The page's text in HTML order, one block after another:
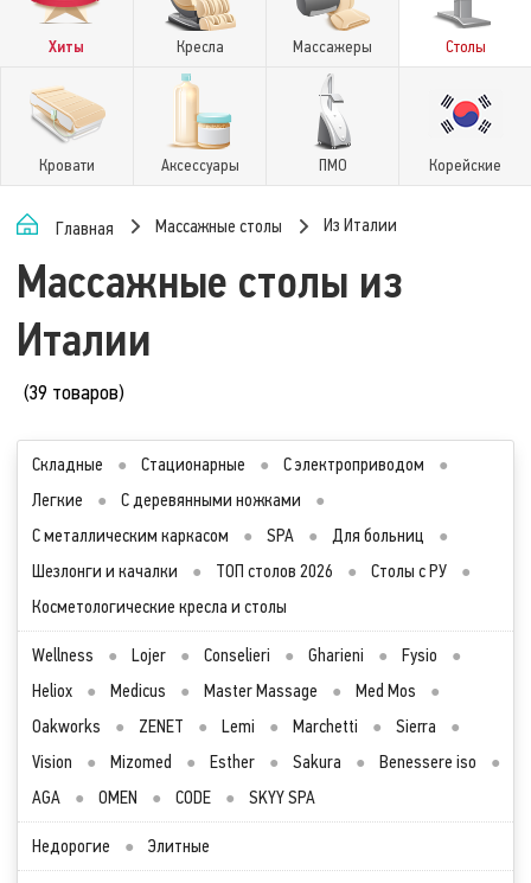
Хиты Кресла Массажеры Столы
Кровати Аксессуары ПМО Корейские
Главная Массажные столы Из Италии
Массажные столы из
Италии
(39 товаров)
Складные ● Стационарные ● С электроприводом
●
Легкие
● С деревянными ножками
●
С металлическим каркасом
● SPA ● Для больниц
●
Шезлонги и качалки
● ТОП столов 2026 ● Столы с РУ
●
Косметологические кресла и столы
Wellness ● Lojer ● Conselieri ● Gharieni ● Fysio
●
Heliox
● Medicus ● Master Massage ● Med Mos
●
Oakworks
● ZENET ● Lemi ● Marchetti ● Sierra
●
Vision
● Mizomed ● Esther ● Sakura ● Benessere iso
●
AGA
● OMEN ● CODE ● SKYY SPA
Недорогие ● Элитные